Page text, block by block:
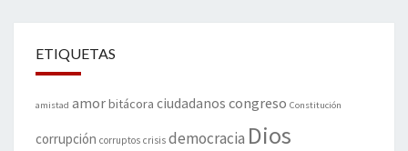
ETIQUETAS
amistad amorbitácora ciudadanos congreso Constitución
corrupción corruptos crisis democracia Dios